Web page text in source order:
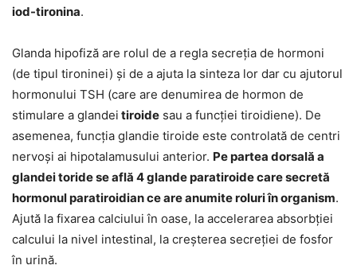
iod-tironina.
Glanda hipofiză are rolul de a regla secreția de hormoni
(de tipul tironinei) și de a ajuta la sinteza lor dar cu ajutorul
hormonului TSH (care are denumirea de hormon de
stimulare a glandei tiroide sau a funcției tiroidiene). De
asemenea, funcția glandie tiroide este controlată de centri
nervoși ai hipotalamusului anterior. Pe partea dorsală a
glandei toride se află 4 glande paratiroide care secretă
hormonul paratiroidian ce are anumite roluri în organism.
Ajută la fixarea calciului în oase, la accelerarea absorbției
calcului la nivel intestinal, la creșterea secreției de fosfor
în urină.